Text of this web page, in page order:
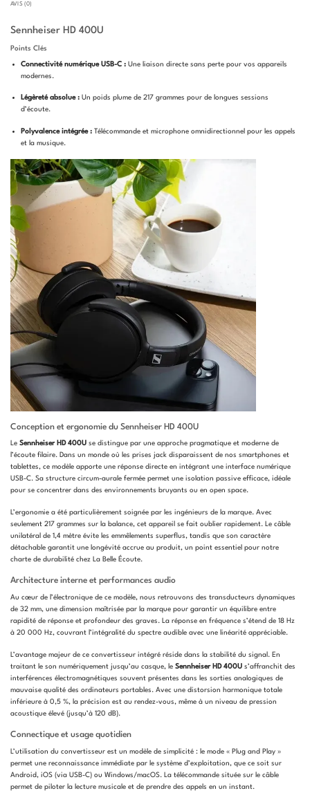
AVIS (0)
Sennheiser HD 400U
Points Clés
Connectivité numérique USB-C :Une liaison directe sans perte pour vos appareils
modernes.
Légèreté absolue :Un poids plume de 217 grammes pour de longues sessions
d’écoute.
Polyvalence intégrée :Télécommande et microphone omnidirectionnel pour les appels
et la musique.
Conception et ergonomie du Sennheiser HD 400U
Le Sennheiser HD 400U se distingue par une approche pragmatique et moderne de
l’écoute filaire. Dans un monde où les prises jack disparaissent de nos smartphones et
tablettes, ce modèle apporte une réponse directe en intégrant une interface numérique
USB-C. Sa structure circum-aurale fermée permet une isolation passive efficace, idéale
pour se concentrer dans des environnements bruyants ou en open space.
L’ergonomie a été particulièrement soignée par les ingénieurs de la marque. Avec
seulement 217 grammes sur la balance, cet appareil se fait oublier rapidement. Le câble
unilatéral de 1,4 mètre évite les emmêlements superflus, tandis que son caractère
détachable garantit une longévité accrue au produit, un point essentiel pour notre
charte de durabilité chez La Belle Écoute.
Architecture interne et performances audio
Au cœur de l’électronique de ce modèle, nous retrouvons des transducteurs dynamiques
de 32 mm, une dimension maîtrisée par la marque pour garantir un équilibre entre
rapidité de réponse et profondeur des graves. La réponse en fréquence s’étend de 18 Hz
à 20 000 Hz, couvrant l’intégralité du spectre audible avec une linéarité appréciable.
L’avantage majeur de ce convertisseur intégré réside dans la stabilité du signal. En
traitant le son numériquement jusqu’au casque, le Sennheiser HD 400U s’affranchit des
interférences électromagnétiques souvent présentes dans les sorties analogiques de
mauvaise qualité des ordinateurs portables. Avec une distorsion harmonique totale
inférieure à 0,5 %, la précision est au rendez-vous, même à un niveau de pression
acoustique élevé (jusqu’à 120 dB).
Connectique et usage quotidien
L’utilisation du convertisseur est un modèle de simplicité : le mode « Plug and Play »
permet une reconnaissance immédiate par le système d’exploitation, que ce soit sur
Android, iOS (via USB-C) ou Windows/macOS. La télécommande située sur le câble
permet de piloter la lecture musicale et de prendre des appels en un instant.